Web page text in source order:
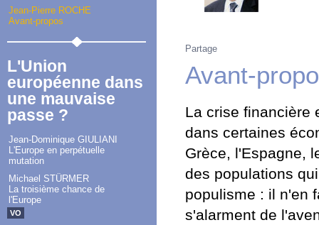
Jean-Pierre ROCHE
Avant-propos
L'Union
européenne dans
une mauvaise
passe ?
Jean-Dominique GIULIANI
L'Europe en perpétuelle
mutation
Michael STÜRMER
La troisième chance de
l'Europe
VO
Partage
Avant-
La crise financière
dans certaines
Grèce, l'Espagne,
des populations
populisme : il n'en
s'alarment de